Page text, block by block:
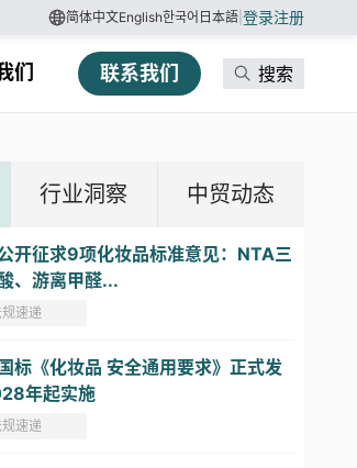
简体中文English한국어 日本語 登录注册
们 联系我们 搜索
行业洞察 中贸动态
开征求9项化妆品标准意见：NTA三
、游离甲醛...
规速递
标《化妆品 安全通用要求》正式发
年起实施
规速递